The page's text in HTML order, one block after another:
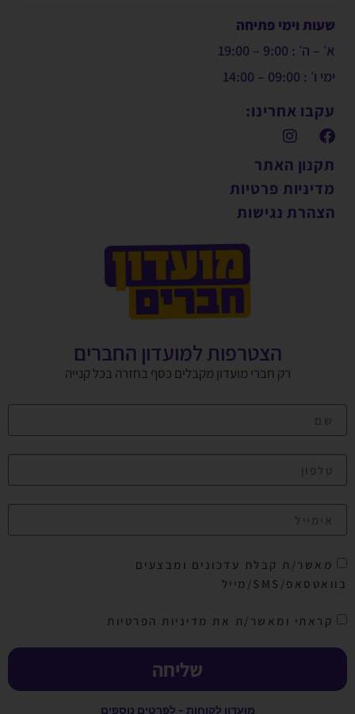
שעות וימי פתיחה
א׳ – ה׳ : 9:00 – 19:00
ימי ו׳ : 09:00 – 14:00
עקבו אחרינו:
תקנון האתר
מדיניות פרטיות
הצהרת נגישות
הצטרפות למועדון החברים
רק חברי מועדון מקבלים כסף בחזרה בכל קנייה
מאשר/ת קבלת עדכונים ומבצעים
בוואטסאפ/SMS/מייל
קראתי ומאשר/ת את מדיניות הפרטיות
שליחה
מועדון לקוחות - לפרטים נוספים